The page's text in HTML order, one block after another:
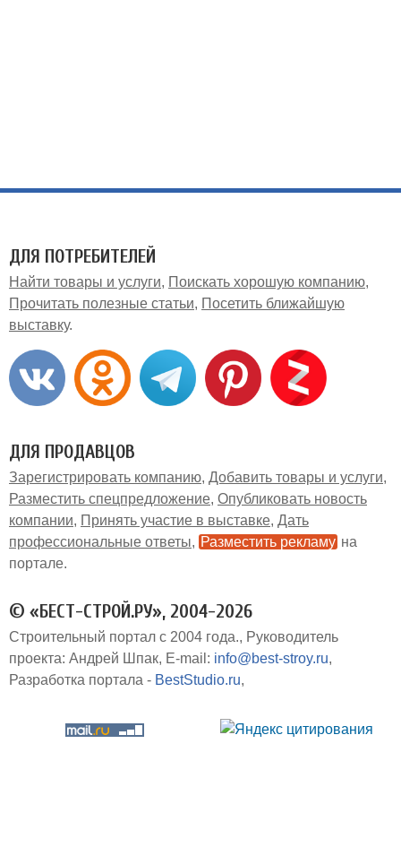
ДЛЯ ПОТРЕБИТЕЛЕЙ
Найти товары и услуги
Поискать хорошую компанию
Прочитать полезные статьи
Посетить ближайшую
выставку
ДЛЯ ПРОДАВЦОВ
Зарегистрировать компанию Добавить товары и услуги
Разместить спецпредложение Опубликовать новость
компании
Принять участие в выставке Дать
профессиональные ответы
Разместить рекламу на
портале
© «БЕСТ-СТРОЙ.РУ», 2004-2026
Строительный портал с 2004 года.
Руководитель
проекта: Андрей Шпак E-mail: info@best-stroy.ru
Разработка портала - BestStudio.ru